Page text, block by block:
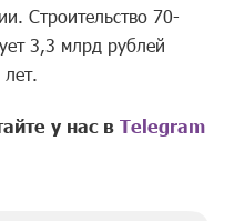
Строительство 70-
3,3 млрд рублей
у нас вTelegram